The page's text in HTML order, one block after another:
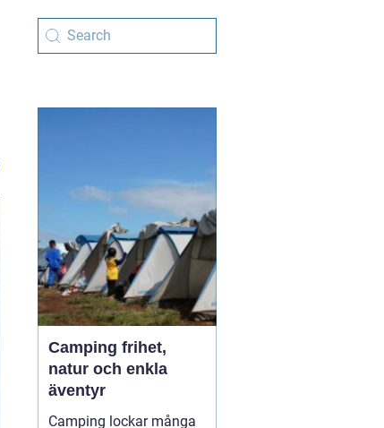
Camping frihet,
natur och enkla
äventyr
Camping lockar många